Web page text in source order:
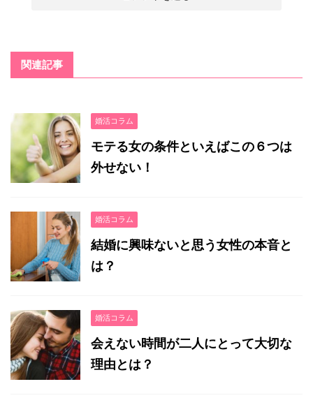
関連記事
婚活コラム
モテる女の条件といえばこの６つは
外せない！
婚活コラム
結婚に興味ないと思う女性の本音と
は？
婚活コラム
会えない時間が二人にとって大切な
理由とは？